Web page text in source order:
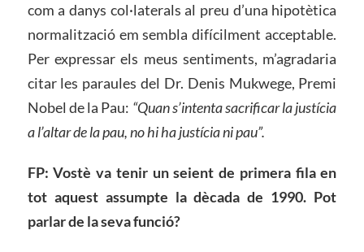
com a danys col·laterals al preu d’una hipotètica
normalització em sembla difícilment acceptable.
Per expressar els meus sentiments, m’agradaria
citar les paraules del Dr. Denis Mukwege, Premi
Nobel de la Pau: “Quan s’intenta sacrificar la justícia
a l’altar de la pau, no hi ha justícia ni pau”.
FP: Vostè va tenir un seient de primera fila en
tot aquest assumpte la dècada de 1990. Pot
parlar de la seva funció?